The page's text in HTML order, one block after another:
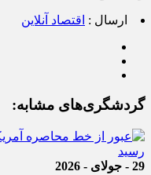
ارسال : اقتصاد آنلاین
گردشگری‌های مشابه:
29 - جولای - 2026